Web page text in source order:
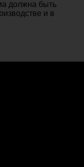
должна быть
и в